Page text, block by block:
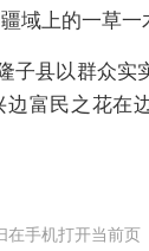
域上的一草一
子县以群众实
富民之花在
在手机打开当前页